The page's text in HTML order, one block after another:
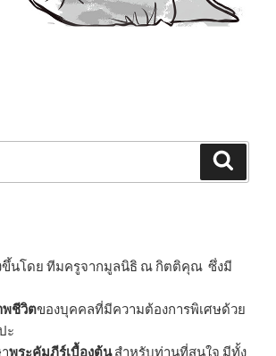
ขึ้นโดย ทีมครูจากมูลนิธิ ณ กิตติคุณ ซึ่งมี
ชีวิตของบุคคลที่มีความต้องการพิเศษด้วย
ะ
พระคัมภีร์เบื้องต้นสำหรับท่านที่สนใจ มีทั้ง